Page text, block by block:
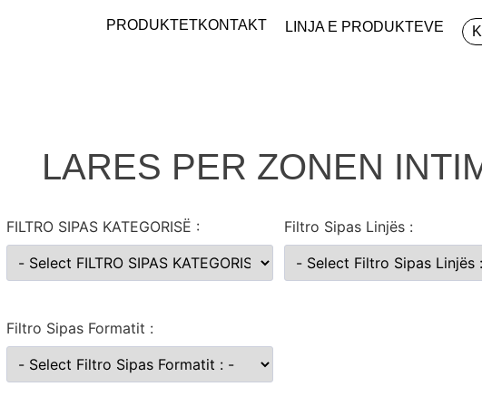
PRODUKTETKONTAKT LINJA E PRODUKTEVE
LARES PER ZONEN
FILTRO SIPAS KATEGORISË : Filtro Sipas Linjës :
Filtro Sipas Formatit :